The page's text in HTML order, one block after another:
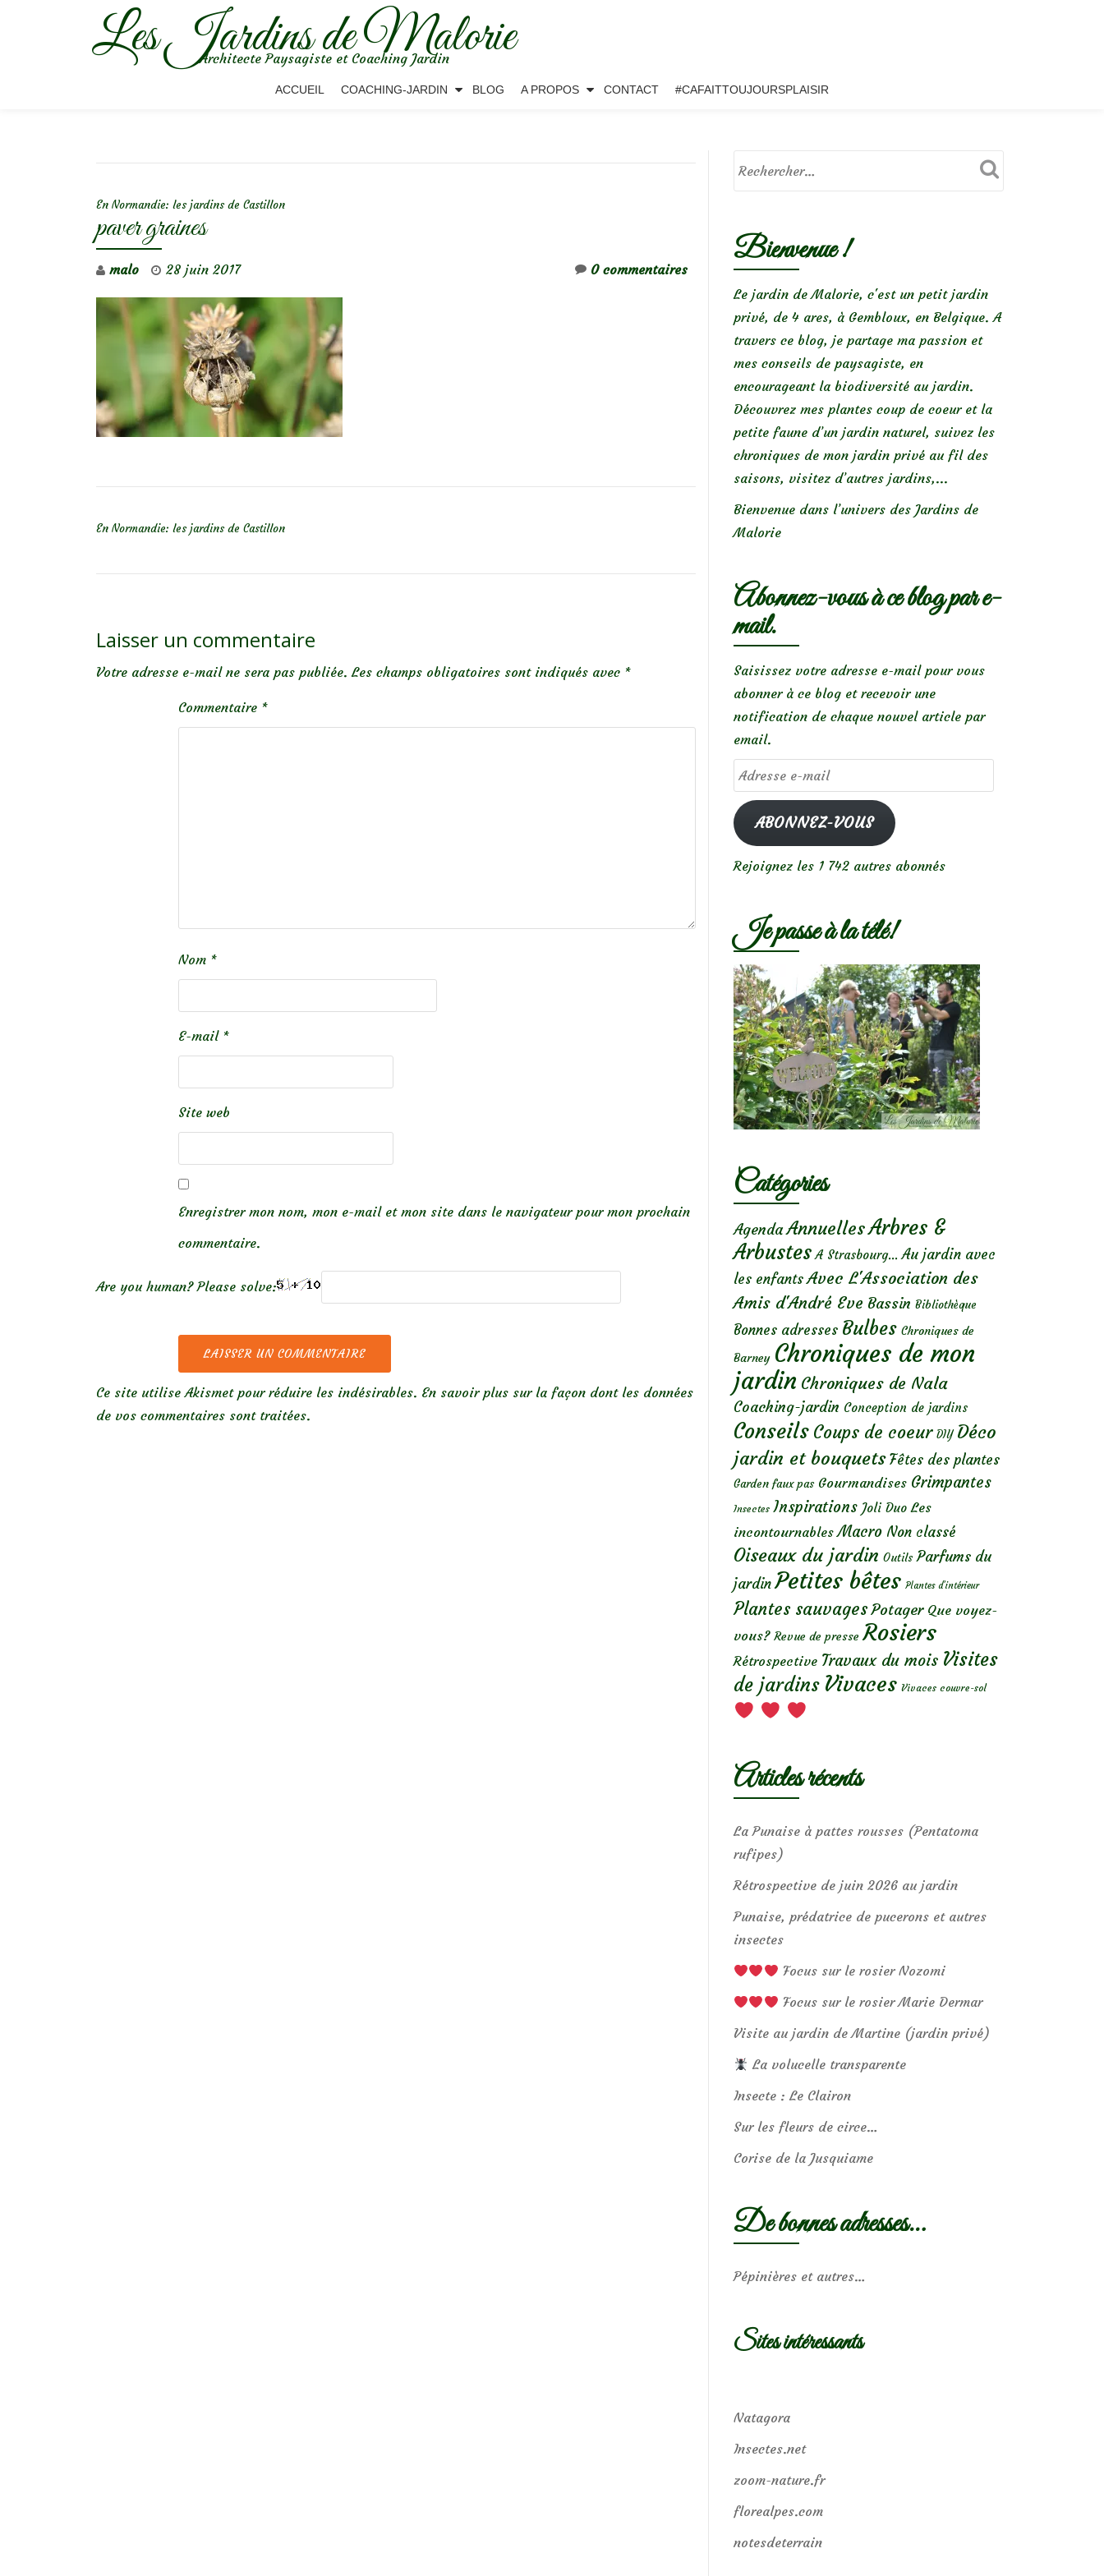
Les Jardins de Malorie
Architecte Paysagiste et Coaching Jardin
ACCUEIL COACHING-JARDIN BLOG A PROPOS CONTACT #CAFAITTOUJOURSPLAISIR
En Normandie: les jardins de Castillon
paver graines
malo 28 juin 2017 0 commentaires
En Normandie: les jardins de Castillon
Laisser un commentaire
Votre adresse e-mail ne sera pas publiée. Les champs obligatoires sont indiqués avec *
Commentaire *
Nom *
E-mail *
Site web
Enregistrer mon nom, mon e-mail et mon site dans le navigateur pour mon prochain
commentaire.
Are you human? Please solve:
Ce site utilise Akismet pour réduire les indésirables. En savoir plus sur la façon dont les données
de vos commentaires sont traitées.
Bienvenue !
Le jardin de Malorie, c'est un petit jardin
privé, de 4 ares, à Gembloux, en Belgique. A
travers ce blog, je partage ma passion et
mes conseils de paysagiste, en
encourageant la biodiversité au jardin.
Découvrez mes plantes coup de coeur et la
petite faune d’un jardin naturel, suivez les
chroniques de mon jardin privé au fil des
saisons, visitez d’autres jardins,...
Bienvenue dans l’univers des Jardins de
Malorie
Abonnez-vous à ce blog par e-
mail.
Saisissez votre adresse e-mail pour vous
abonner à ce blog et recevoir une
notification de chaque nouvel article par
email.
Adresse
e-
mailABONNEZ-VOUS
Rejoignez les 1 742 autres abonnés
Je passe à la télé!
Catégories
Agenda AnnuellesArbres &
Arbustes A Strasbourg... Au jardin avec
les enfants Avec L'Association des
Amis d'André Eve Bassin Bibliothèque
Bonnes adresses Bulbes Chroniques de
Barney Chroniques de mon
jardin Chroniques de Nala
Coaching-jardin Conception de jardins
Conseils Coups de coeur DIY Déco
jardin et bouquets Fêtes des plantes
Garden faux pas Gourmandises Grimpantes
Insectes Inspirations Joli Duo Les
incontournables Macro Non classé
Oiseaux du jardin Outils Parfums du
jardin Petites bêtes Plantes d’intérieur
Plantes sauvages Potager Que voyez-
vous? Revue de presse Rosiers
Rétrospective Travaux du mois Visites
de jardins Vivaces Vivaces couvre-sol
Articles récents
La Punaise à pattes rousses (Pentatoma
rufipes)
Rétrospective de juin 2026 au jardin
Punaise, prédatrice de pucerons et autres
insectes
Focus sur le rosier Nozomi
Focus sur le rosier Marie Dermar
Visite au jardin de Martine (jardin privé)
La volucelle transparente
Insecte : Le Clairon
Sur les fleurs de circe…
Corise de la Jusquiame
De bonnes adresses…
Pépinières et autres…
Sites intéressants
Natagora
Insectes.net
zoom-nature.fr
florealpes.com
notesdeterrain